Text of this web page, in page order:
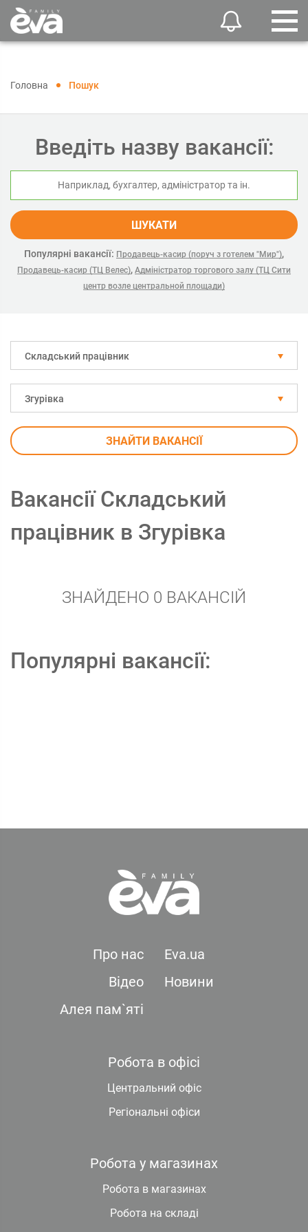
Головна Пошук
Введіть назву вакансії:
ШУКАТИ
Популярні вакансії: Продавець-касир (поруч з готелем "Мир"),
Продавець-касир (ТЦ Велес), Адміністратор торгового залу (ТЦ Сити
центр возле центральной площади)
Складський працівник
Згурівка
ЗНАЙТИ ВАКАНСІЇ
Вакансії Складський
працівник в Згурівка
ЗНАЙДЕНО 0 ВАКАНСІЙ
Популярні вакансії:
Про нас
Eva.ua
Відео
Новини
Алея пам`яті
Робота в офісі
Центральний офіс
Регіональні офіси
Робота у магазинах
Робота в магазинах
Робота на складі